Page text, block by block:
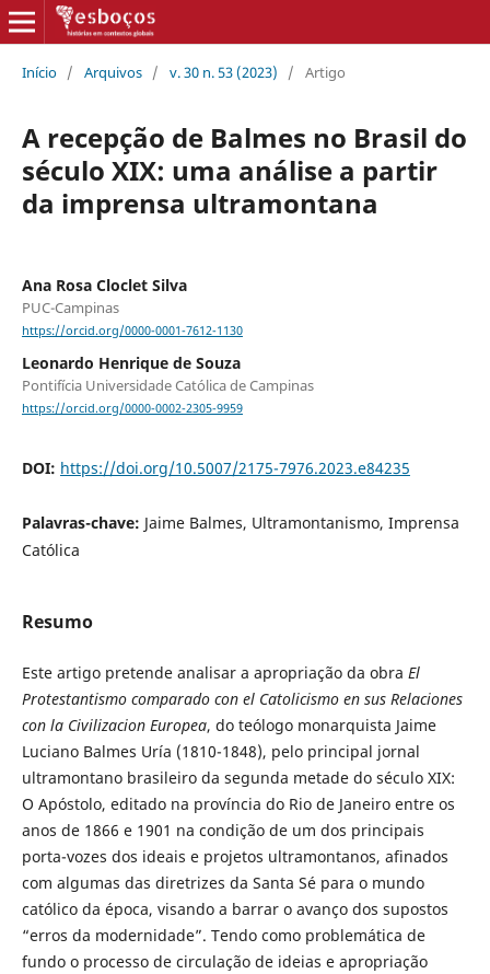
Início / Arquivos / v. 30 n. 53 (2023) / Artigo
A recepção de Balmes no Brasil do
século XIX: uma análise a partir
da imprensa ultramontana
Ana Rosa Cloclet Silva
PUC-Campinas
https://orcid.org/0000-0001-7612-1130
Leonardo Henrique de Souza
Pontifícia Universidade Católica de Campinas
https://orcid.org/0000-0002-2305-9959
DOI: https://doi.org/10.5007/2175-7976.2023.e84235
Palavras-chave: Jaime Balmes, Ultramontanismo, Imprensa
Católica
Resumo
Este artigo pretende analisar a apropriação da obra El
Protestantismo comparado con el Catolicismo en sus Relaciones
con la Civilizacion Europea, do teólogo monarquista Jaime
Luciano Balmes Uría (1810-1848), pelo principal jornal
ultramontano brasileiro da segunda metade do século XIX:
O Apóstolo, editado na província do Rio de Janeiro entre os
anos de 1866 e 1901 na condição de um dos principais
porta-vozes dos ideais e projetos ultramontanos, afinados
com algumas das diretrizes da Santa Sé para o mundo
católico da época, visando a barrar o avanço dos supostos
“erros da modernidade”. Tendo como problemática de
fundo o processo de circulação de ideias e apropriação